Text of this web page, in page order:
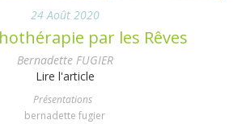
24 Août 2020
par les Rêves
Bernadette FUGIER
Lire l'article
Présentations
bernadette fugier